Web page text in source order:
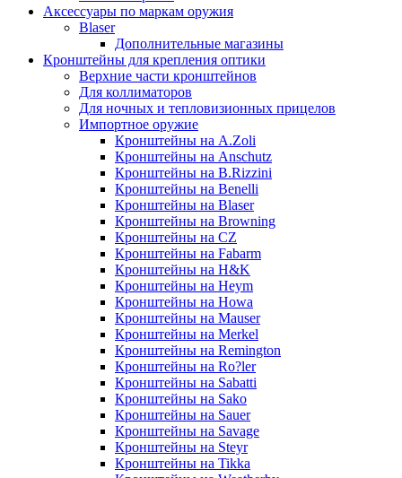
Аксессуары по маркам оружия
Blaser
Дополнительные магазины
Кронштейны для крепления оптики
Верхние части кронштейнов
Для коллиматоров
Для ночных и тепловизионных прицелов
Импортное оружие
Кронштейны на A.Zoli
Кронштейны на Anschutz
Кронштейны на B.Rizzini
Кронштейны на Benelli
Кронштейны на Blaser
Кронштейны на Browning
Кронштейны на CZ
Кронштейны на Fabarm
Кронштейны на H&K
Кронштейны на Heym
Кронштейны на Howa
Кронштейны на Mauser
Кронштейны на Merkel
Кронштейны на Remington
Кронштейны на Ro?ler
Кронштейны на Sabatti
Кронштейны на Sako
Кронштейны на Sauer
Кронштейны на Savage
Кронштейны на Steyr
Кронштейны на Tikka